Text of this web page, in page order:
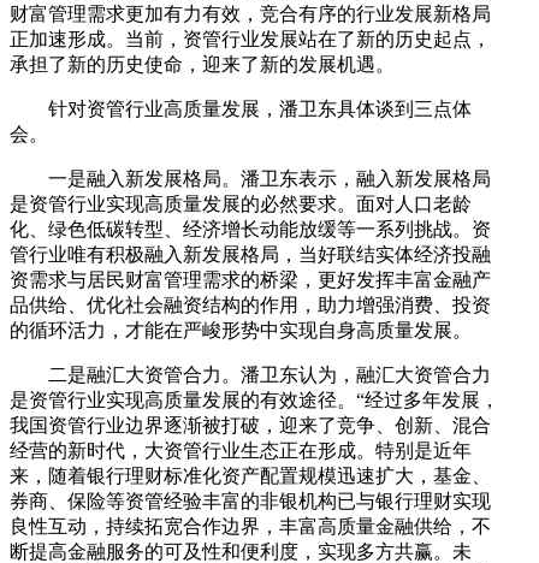
财富管理需求更加有力有效，竞合有序的行业发展新格局
正加速形成。当前，资管行业发展站在了新的历史起点，
承担了新的历史使命，迎来了新的发展机遇。
针对资管行业高质量发展，潘卫东具体谈到三点体
会。
一是融入新发展格局。潘卫东表示，融入新发展格局
是资管行业实现高质量发展的必然要求。面对人口老龄
化、绿色低碳转型、经济增长动能放缓等一系列挑战。资
管行业唯有积极融入新发展格局，当好联结实体经济投融
资需求与居民财富管理需求的桥梁，更好发挥丰富金融产
品供给、优化社会融资结构的作用，助力增强消费、投资
的循环活力，才能在严峻形势中实现自身高质量发展。
二是融汇大资管合力。潘卫东认为，融汇大资管合力
是资管行业实现高质量发展的有效途径。“经过多年发展，
我国资管行业边界逐渐被打破，迎来了竞争、创新、混合
经营的新时代，大资管行业生态正在形成。特别是近年
来，随着银行理财标准化资产配置规模迅速扩大，基金、
券商、保险等资管经验丰富的非银机构已与银行理财实现
良性互动，持续拓宽合作边界，丰富高质量金融供给，不
断提高金融服务的可及性和便利度，实现多方共赢。未